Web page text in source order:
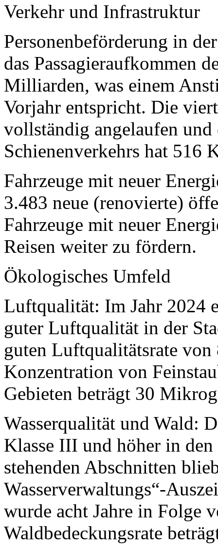
Verkehr und Infrastruktur
Personenbeförderung in
das Passagieraufkommen
Milliarden, was einem
Vorjahr entspricht. Die
vollständig angelaufen und
Schienenverkehrs hat 516
Fahrzeuge mit neuer
3.483 neue (renovierte)
Fahrzeuge mit neuer
Reisen weiter zu fördern.
Ökologisches Umfeld
Luftqualität: Im Jahr 2024
guter Luftqualität in der
guten Luftqualitätsrate
Konzentration von
Gebieten beträgt 30
Wasserqualität und Wald:
Klasse III und höher in
stehenden Abschnitten
Wasserverwaltungs“-
wurde acht Jahre in Folge
Waldbedeckungsrate